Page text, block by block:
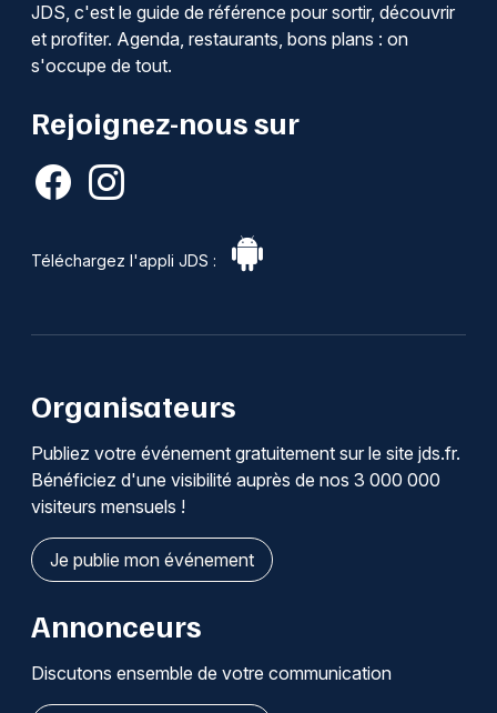
JDS, c'est le guide de référence pour sortir, découvrir
et profiter. Agenda, restaurants, bons plans : on
s'occupe de tout.
Rejoignez-nous sur
Téléchargez l'appli JDS :
Organisateurs
Publiez votre événement gratuitement sur le site jds.fr.
Bénéficiez d'une visibilité auprès de nos 3 000 000
visiteurs mensuels !
Je publie mon événement
Annonceurs
Discutons ensemble de votre communication